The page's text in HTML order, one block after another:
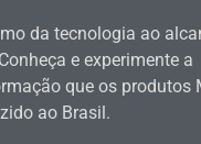
da tecnologia ao
e experimente a
que os produtos
ao Brasil.